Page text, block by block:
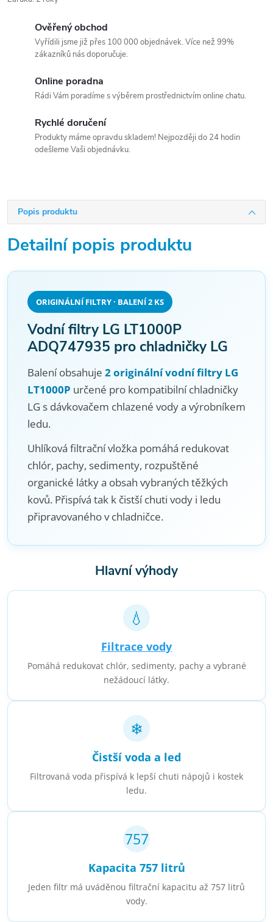
Ověřený obchod
Vyřídili jsme již přes 100 000 objednávek. Více než 99%
zákazníků nás doporučuje.
Online poradna
Rádi Vám poradíme s výběrem prostřednictvím online chatu.
Rychlé doručení
Produkty máme opravdu skladem! Nejpozději do 24 hodin
odešleme Vaši objednávku.
Popis produktu
Detailní popis produktu
ORIGINÁLNÍ FILTRY · BALENÍ 2 KS
Vodní filtry LG LT1000P
ADQ747935 pro chladničky LG
Balení obsahuje 2 originální vodní filtry LG
LT1000P určené pro kompatibilní chladničky
LG s dávkovačem chlazené vody a výrobníkem
ledu.
Uhlíková filtrační vložka pomáhá redukovat
chlór, pachy, sedimenty, rozpuštěné
organické látky a obsah vybraných těžkých
kovů. Přispívá tak k čistší chuti vody i ledu
připravovaného v chladničce.
Hlavní výhody
💧
Filtrace vody
Pomáhá redukovat chlór, sedimenty, pachy a vybrané
nežádoucí látky.
❄
Čistší voda a led
Filtrovaná voda přispívá k lepší chuti nápojů i kostek
ledu.
757
Kapacita 757 litrů
Jeden filtr má uváděnou filtrační kapacitu až 757 litrů
vody.